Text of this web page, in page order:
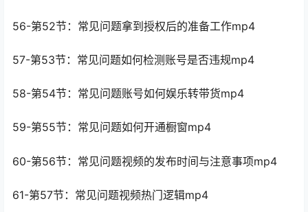
56-第52节：常见问题拿到授权后的准备工作mp4
57-第53节：常见问题如何检测账号是否违规mp4
58-第54节：常见问题账号如何娱乐转带货mp4
59-第55节：常见问题如何开通橱窗mp4
60-第56节：常见问题视频的发布时间与注意事项mp4
61-第57节：常见问题视频热门逻辑mp4